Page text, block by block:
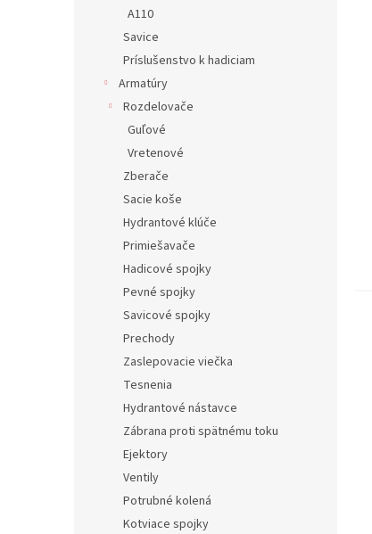
A110
Savice
Príslušenstvo k hadiciam
Armatúry
Rozdelovače
Guľové
Vretenové
Zberače
Sacie koše
Hydrantové klúče
Primiešavače
Hadicové spojky
Pevné spojky
Savicové spojky
Prechody
Zaslepovacie viečka
Tesnenia
Hydrantové nástavce
Zábrana proti spätnému toku
Ejektory
Ventily
Potrubné kolená
Kotviace spojky